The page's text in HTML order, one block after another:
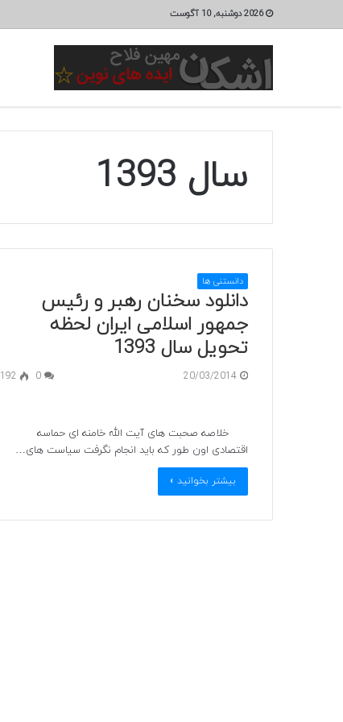
2026 دوشنبه, 10 آگوست
سال 1393
دانستنی ها
دانلود سخنان رهبر و رئیس
جمهور اسلامی ایران لحظه
تحویل سال 1393
20/03/2014
0
192
خلاصه صحبت های آیت الله خامنه ای حماسه
اقتصادی اون طور که باید انجام نگرفت سیاست های…
بیشتر بخوانید »